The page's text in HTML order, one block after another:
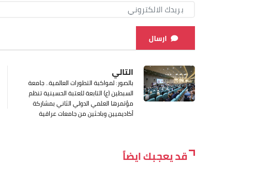
ارسال
التالي
بالصور: لمواكبة التطورات العالمية.. جامعة
السبطين (ع) التابعة للعتبة الحسينية تنظم
مؤتمرها العلمي الدولي الثاني بمشاركة
أكاديميين وباحثين من جامعات عراقية
قد يعجبك ايضاً